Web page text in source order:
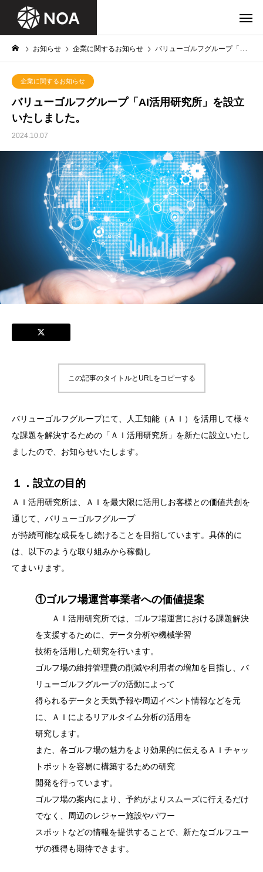
お知らせ 企業に関するお知らせ バリューゴルフグループ「AI活用研究所」を設立いたしました。
企業に関するお知らせ
バリューゴルフグループ「AI活用研究所」を設立
いたしました。
2024.10.07
この記事のタイトルとURLをコピーする
バリューゴルフグループにて、人工知能（ＡＩ）を活用して様々
な課題を解決するための「ＡＩ活用研究所」を新たに設立いたし
ましたので、お知らせいたします。
１．設立の目的
ＡＩ活用研究所は、ＡＩを最大限に活用しお客様との価値共創を
通じて、バリューゴルフグループ
が持続可能な成長をし続けることを目指しています。具体的に
は、以下のような取り組みから稼働し
てまいります。
①ゴルフ場運営事業者への価値提案
ＡＩ活用研究所では、ゴルフ場運営における課題解決
を支援するために、データ分析や機械学習
技術を活用した研究を行います。
ゴルフ場の維持管理費の削減や利用者の増加を目指し、バ
リューゴルフグループの活動によって
得られるデータと天気予報や周辺イベント情報などを元
に、ＡＩによるリアルタイム分析の活用を
研究します。
また、各ゴルフ場の魅力をより効果的に伝えるＡＩチャッ
トボットを容易に構築するための研究
開発を行っています。
ゴルフ場の案内により、予約がよりスムーズに行えるだけ
でなく、周辺のレジャー施設やパワー
スポットなどの情報を提供することで、新たなゴルフユー
ザの獲得も期待できます。